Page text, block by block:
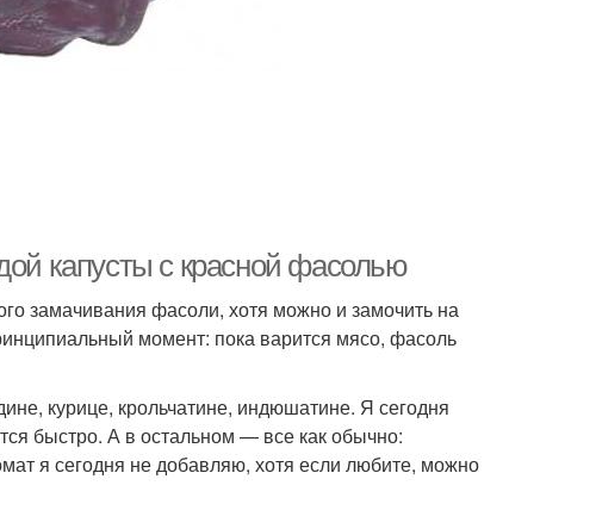
капусты с красной фасолью
замачивания фасоли, хотя можно и замочить на
момент: пока варится мясо, фасоль
курице, крольчатине, индюшатине. Я сегодня
быстро. А в остальном — все как обычно:
я сегодня не добавляю, хотя если любите, можно